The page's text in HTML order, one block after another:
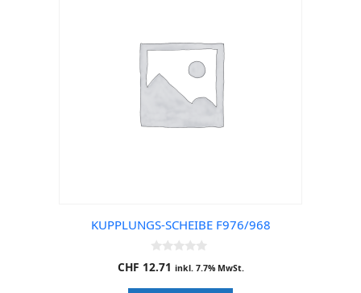
KUPPLUNGS-SCHEIBE F976/968
0
o
CHF 12.71 inkl. 7.7% MwSt.